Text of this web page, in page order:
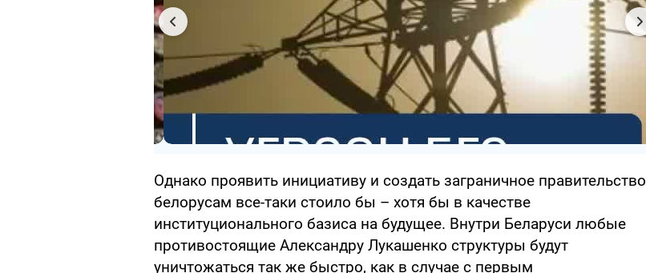
Однако проявить инициативу и создать заграничное правительство
белорусам все-таки стоило бы – хотя бы в качестве
институционального базиса на будущее. Внутри Беларуси любые
противостоящие Александру Лукашенко структуры будут
уничтожаться так же быстро, как в случае с первым